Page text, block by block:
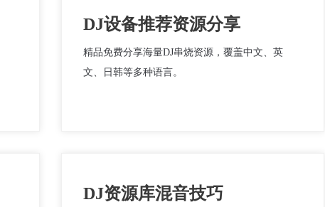
DJ设备推荐资源分享
精品免费分享海量DJ串烧资源，覆盖中文、英
文、日韩等多种语言。
DJ资源库混音技巧